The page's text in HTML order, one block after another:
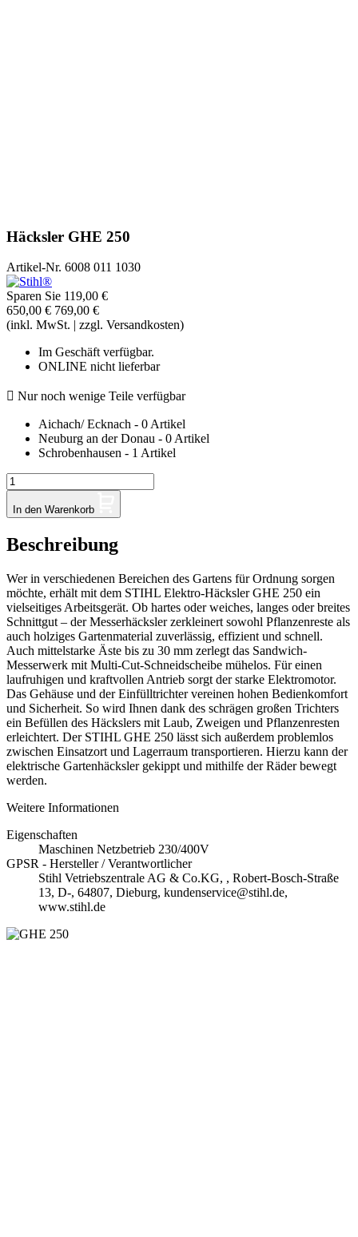
Häcksler GHE 250
Artikel-Nr. 6008 011 1030
Sparen Sie 119,00 €
650,00 € 769,00 €
(inkl. MwSt. | zzgl. Versandkosten)
Im Geschäft verfügbar.
ONLINE nicht lieferbar
 Nur noch wenige Teile verfügbar
Aichach/ Ecknach - 0 Artikel
Neuburg an der Donau - 0 Artikel
Schrobenhausen - 1 Artikel
In den Warenkorb
Beschreibung
Wer in verschiedenen Bereichen des Gartens für Ordnung sorgen
möchte, erhält mit dem STIHL Elektro-Häcksler GHE 250 ein
vielseitiges Arbeitsgerät. Ob hartes oder weiches, langes oder breites
Schnittgut – der Messerhäcksler zerkleinert sowohl Pflanzenreste als
auch holziges Gartenmaterial zuverlässig, effizient und schnell.
Auch mittelstarke Äste bis zu 30 mm zerlegt das Sandwich-
Messerwerk mit Multi-Cut-Schneidscheibe mühelos. Für einen
laufruhigen und kraftvollen Antrieb sorgt der starke Elektromotor.
Das Gehäuse und der Einfülltrichter vereinen hohen Bedienkomfort
und Sicherheit. So wird Ihnen dank des schrägen großen Trichters
ein Befüllen des Häckslers mit Laub, Zweigen und Pflanzenresten
erleichtert. Der STIHL GHE 250 lässt sich außerdem problemlos
zwischen Einsatzort und Lagerraum transportieren. Hierzu kann der
elektrische Gartenhäcksler gekippt und mithilfe der Räder bewegt
werden.
Weitere Informationen
Eigenschaften
Maschinen Netzbetrieb 230/400V
GPSR - Hersteller / Verantwortlicher
Stihl Vetriebszentrale AG & Co.KG, , Robert-Bosch-Straße
13, D-, 64807, Dieburg, kundenservice@stihl.de,
www.stihl.de